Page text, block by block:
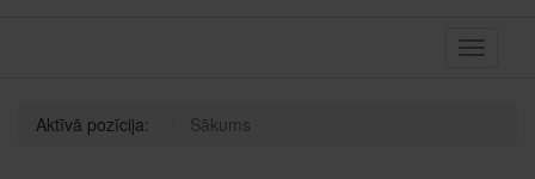
Toggle
Aktīvā pozīcija: Sākums